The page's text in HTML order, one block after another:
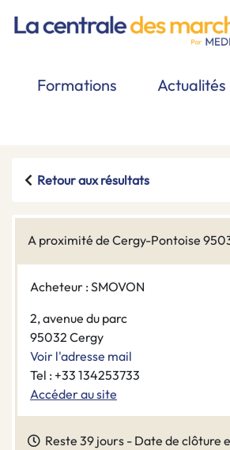
Formations Actualités
Retour aux résultats
A proximité de Cergy-Pontoise
Acheteur : SMOVON
2, avenue du parc
95032 Cergy
Voir l'adresse mail
Tel : +33 134253733
Accéder au site
Reste 39 jours - Date de clôture